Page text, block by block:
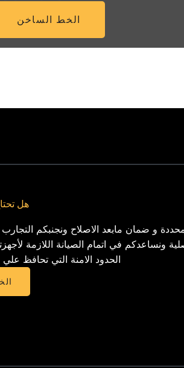
الخط الساخن
هل
و ضمان مابعد الاصلاح ونجنبكم التجارب
ونساعدكم في اتمام الصيانة اللازمة
الحدود الامنة التي تحافظ علي